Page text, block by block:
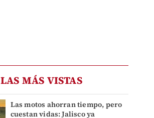
LAS MÁS VISTAS
Las motos ahorran tiempo, pero
cuestan vidas: Jalisco ya